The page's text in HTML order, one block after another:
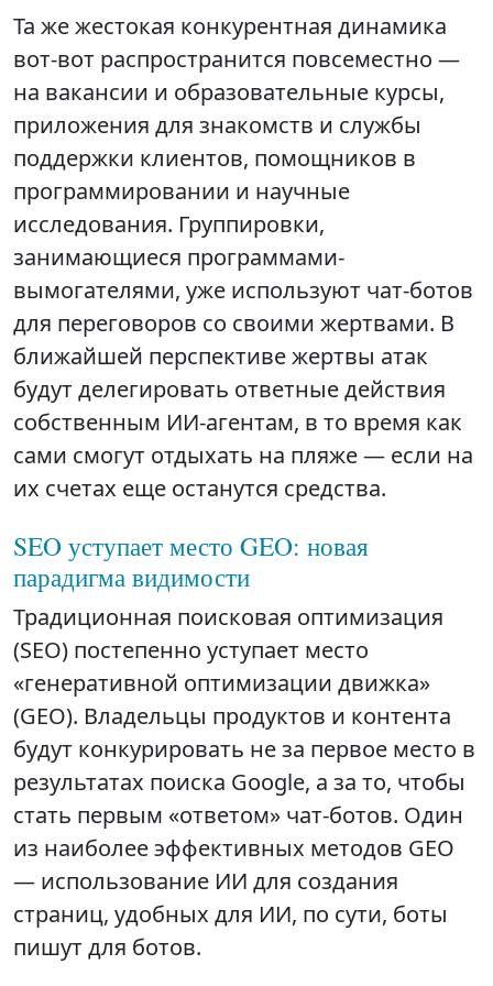
Та же жестокая конкурентная динамика
вот-вот распространится повсеместно —
на вакансии и образовательные курсы,
приложения для знакомств и службы
поддержки клиентов, помощников в
программировании и научные
исследования. Группировки,
занимающиеся программами-
вымогателями, уже используют чат-ботов
для переговоров со своими жертвами. В
ближайшей перспективе жертвы атак
будут делегировать ответные действия
собственным ИИ-агентам, в то время как
сами смогут отдыхать на пляже — если на
их счетах еще останутся средства.
SEO уступает место GEO: новая
парадигма видимости
Традиционная поисковая оптимизация
(SEO) постепенно уступает место
«генеративной оптимизации движка»
(GEO). Владельцы продуктов и контента
будут конкурировать не за первое место в
результатах поиска Google, а за то, чтобы
стать первым «ответом» чат-ботов. Один
из наиболее эффективных методов GEO
— использование ИИ для создания
страниц, удобных для ИИ, по сути, боты
пишут для ботов.